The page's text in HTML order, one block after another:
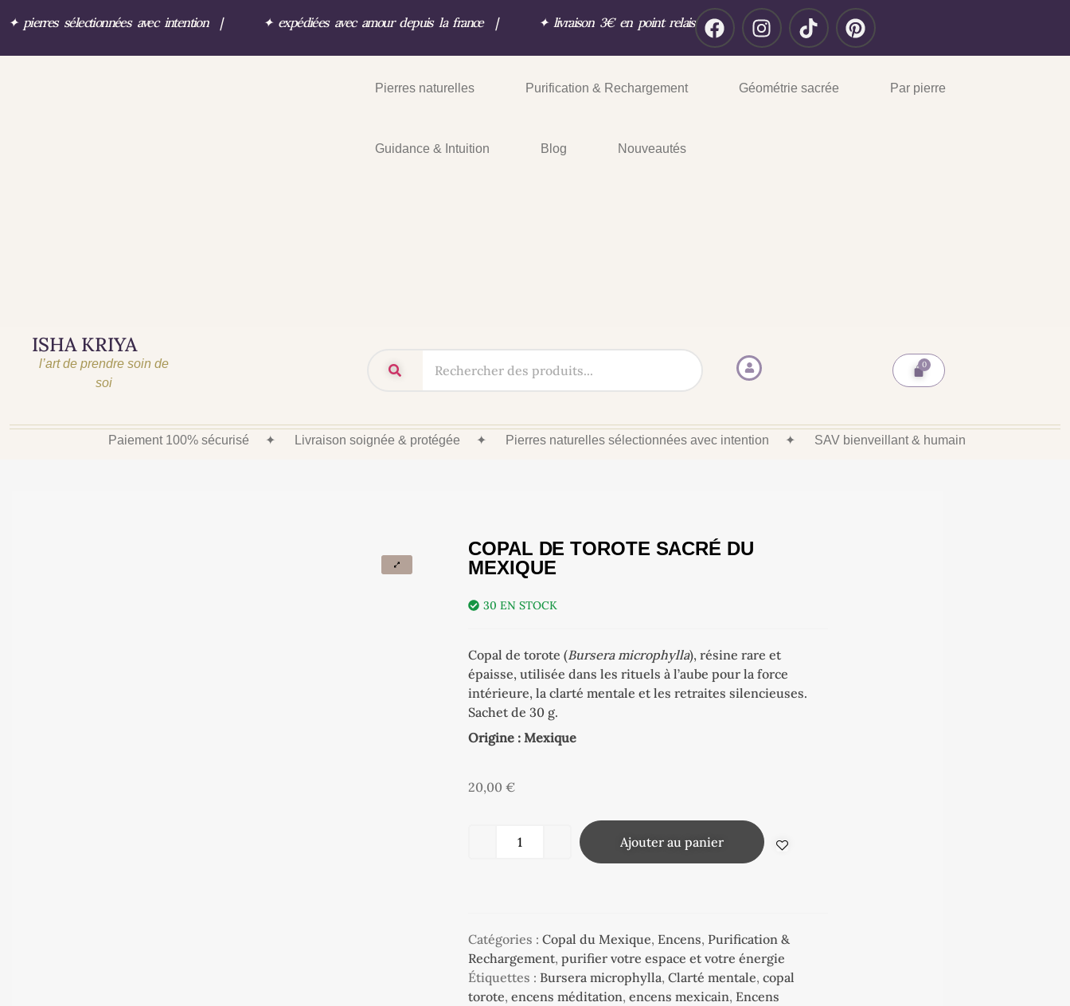
✦ pierres sélectionnées avec intention | ✦ expédiées avec amour depuis la france | ✦ livraison 3€ en point relais
Pierres naturelles Purification & Rechargement Géométrie sacrée Par pierre
Guidance & Intuition Blog Nouveautés
ISHA KRIYA
l’art de prendre soin de
soi
Paiement 100% sécurisé ✦ Livraison soignée & protégée ✦ Pierres naturelles sélectionnées avec intention ✦ SAV bienveillant & humain
COPAL DE TOROTE SACRÉ DU
MEXIQUE
30 EN STOCK
Copal de torote (Bursera microphylla), résine rare et
épaisse, utilisée dans les rituels à l’aube pour la force
intérieure, la clarté mentale et les retraites silencieuses.
Sachet de 30 g.
Origine : Mexique
20,00€
Ajouter au panier
Catégories :Copal du Mexique, Encens, Purification &
Rechargement,purifier votre espace et votre énergie
Étiquettes : Bursera microphylla,Clarté mentale,copal
torote,encens méditation,encens mexicain, Encens